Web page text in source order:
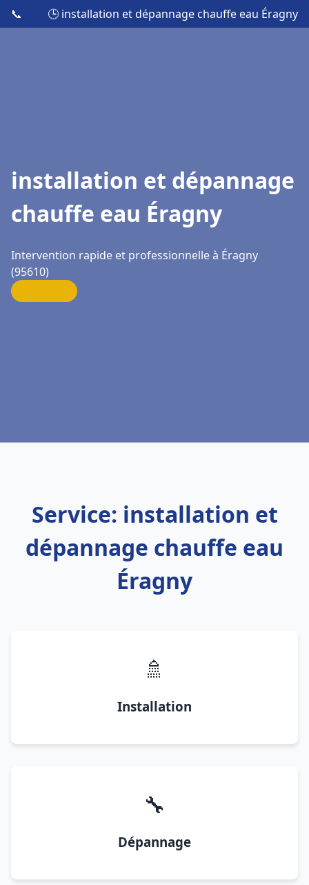
📞 🕒 installation et dépannage chauffe eau Éragny
installation et dépannage
chauffe eau Éragny
Intervention rapide et professionnelle à Éragny
(95610)
Service: installation et
dépannage chauffe eau
Éragny
🚿
Installation
🔧
Dépannage